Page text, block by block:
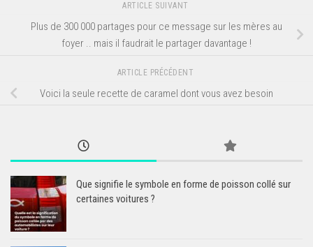
ARTICLE SUIVANT
Plus de 300 000 partages pour ce message sur les mères au
foyer .. mais il faudrait le partager davantage !
ARTICLE PRÉCÉDENT
Voici la seule recette de caramel dont vous avez besoin
Que signifie le symbole en forme de poisson collé sur
certaines voitures ?